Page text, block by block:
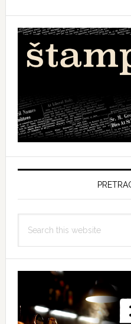
this